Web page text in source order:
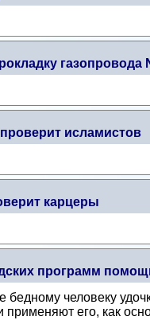
газопровода
исламистов
карцеры
программ
бедному человеку
применяют его, как